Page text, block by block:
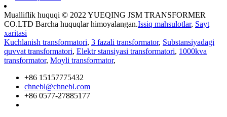
Mualliflik huquqi © 2022 YUEQING JSM TRANSFORMER
CO.LTD Barcha huquqlar himoyalangan.Issiq mahsulotlar, Sayt
xaritasi
Kuchlanish transformatori, 3 fazali transformator, Substansiyadagi
quvvat transformatori, Elektr stansiyasi transformatori, 1000kva
transformator, Moyli transformator,
+86 15157775432
chnebl@chnebl.com
+86 0577-27885177